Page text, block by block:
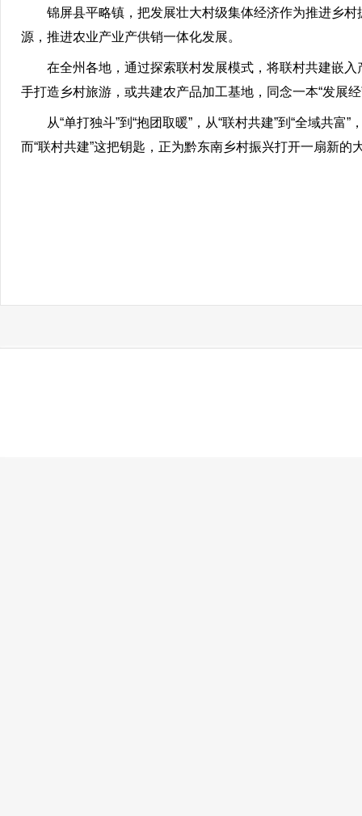
锦屏县平略镇，把发展壮大村级集体经济作为推进乡
源，推进农业产业产供销一体化发展。
在全州各地，通过探索联村发展模式，将联村共建嵌
手打造乡村旅游，或共建农产品加工基地，同念一本“发展
从“单打独斗”到“抱团取暖”，从“联村共建”到“全域共
而“联村共建”这把钥匙，正为黔东南乡村振兴打开一扇新的